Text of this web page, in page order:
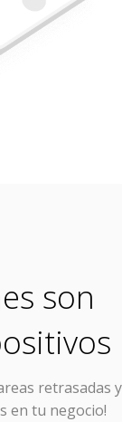
son
retrasadas y
en tu negocio!